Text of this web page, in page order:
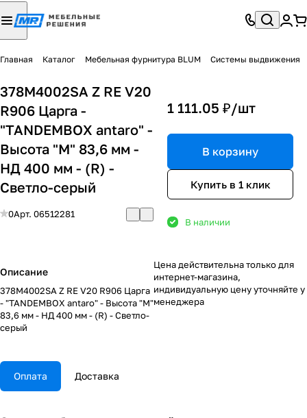
Главная Каталог Мебельная фурнитура BLUM Системы выдвижения
378M4002SA Z RE V20
R906 Царга -
"TANDEMBOX antaro" -
Высота "M" 83,6 мм -
НД 400 мм - (R) -
Светло-серый
0Арт. 06512281
Описание
378M4002SA Z RE V20 R906 Царга
- "TANDEMBOX antaro" - Высота "M"
83,6 мм - НД 400 мм - (R) - Светло-
серый
1 111.05 ₽/шт
В корзину
Купить в 1 клик
В наличии
Цена действительна только для
интернет-магазина,
индивидуальную цену уточняйте у
менеджера
Оплата Доставка